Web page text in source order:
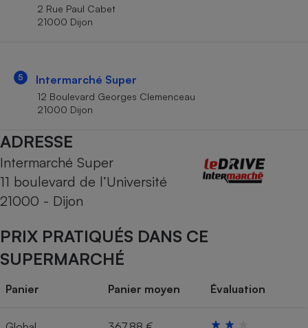
2 Rue Paul Cabet
21000 Dijon
5 Intermarché Super
12 Boulevard Georges Clemenceau
21000 Dijon
ADRESSE
Intermarché Super
11 boulevard de l’Université
21000 - Dijon
PRIX PRATIQUÉS DANS CE
SUPERMARCHÉ
Panier Panier moyen Évaluation
Cafetière à expressos
Robot ménager